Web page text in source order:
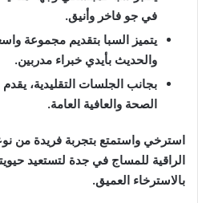
في جو فاخر وأنيق.
يتميز السبا بتقديم مجموعة
والحديث بأيدي خبراء مدربين.
بجانب الجلسات التقليدية،
الصحة والعافية العامة.
استرخي واستمتع بتجربة فريدة من
الراقية للمساج في جدة لتستعيد
بالاسترخاء العميق.